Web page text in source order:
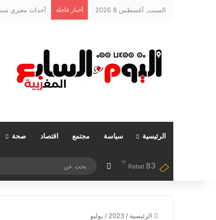
السبت, أغسطس 8 2026 أخبار عاجلة
الرئيسية سياسة مجتمع اقتصاد صحة
Rabat 83
℉ مقال عشوائي
الرئيسية /
2023
/ يوليو